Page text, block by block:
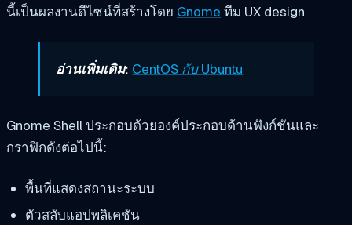
นี้เป็นผลงานดีไซน์ที่สร้างโดย Gnome ทีม UX design
อ่านเพิ่มเติม: CentOS กับ Ubuntu
Gnome Shell ประกอบด้วยองค์ประกอบด้านฟังก์ชันและ
กราฟิกดังต่อไปนี้:
พื้นที่แสดงสถานะระบบ
ตัวสลับแอปพลิเคชัน